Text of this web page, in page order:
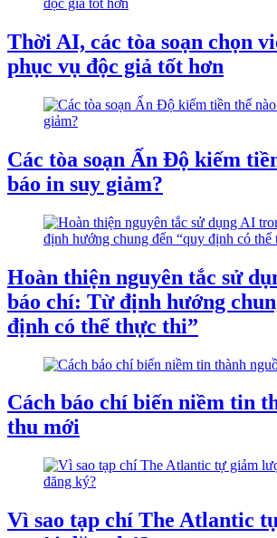
Thời AI, các tòa soạn chọn
phục vụ độc giả tốt hơn
Các tòa soạn Ấn Độ kiếm
báo in suy giảm?
Hoàn thiện nguyên tắc sử
báo chí: Từ định hướng
định có thể thực thi”
Cách báo chí biến niềm tin
thu mới
Vì sao tạp chí The Atlantic